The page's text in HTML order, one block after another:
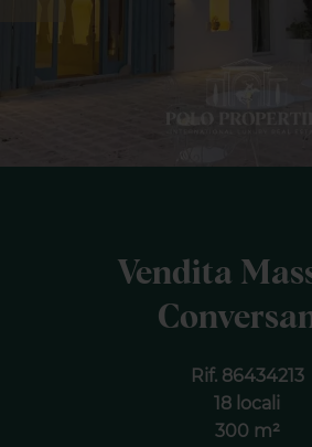
Vendita
Rif. 86434213
18 locali
300 m²